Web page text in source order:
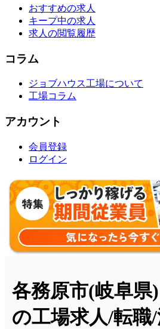
おすすめの求人
キープ中の求人
求人の閲覧履歴
コラム
ジョブハウス工場について
工場コラム
アカウント
会員登録
ログイン
各務原市(岐阜県
の工場求人/転職